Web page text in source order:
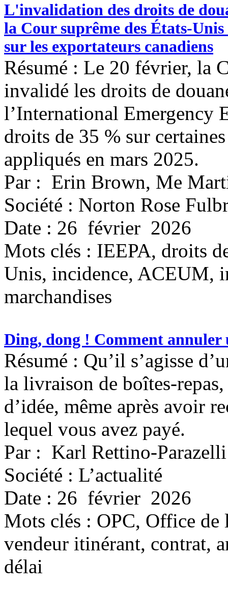
L'invalidation des droits de
la Cour suprême des États-
sur les exportateurs canadiens
Résumé : Le 20 février, la
invalidé les droits de
l’International Emergency
droits de 35 % sur
appliqués en mars 2025.
Par : Erin Brown, Me
Société : Norton Rose
Date : 26 février 2026
Mots clés : IEEPA, droits
Unis, incidence, ACEUM,
marchandises
Ding, dong ! Comment
Résumé : Qu’il s’agisse
la livraison de boîtes-
d’idée, même après avoir
lequel vous avez payé.
Par : Karl Rettino-Parazelli
Société : L’actualité
Date : 26 février 2026
Mots clés : OPC, Office de
vendeur itinérant, contrat,
délai